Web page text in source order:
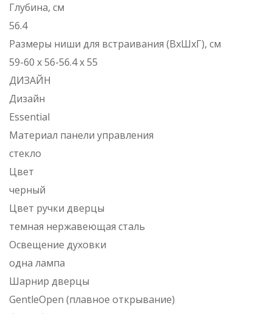
Глубина, см
56.4
Размеры ниши для встраивания (ВxШxГ), см
59-60 х 56-56.4 х 55
ДИЗАЙН
Дизайн
Essential
Материал панели управления
стекло
Цвет
черный
Цвет ручки дверцы
темная нержавеющая сталь
Освещение духовки
одна лампа
Шарнир дверцы
GentleOpen (плавное открывание)